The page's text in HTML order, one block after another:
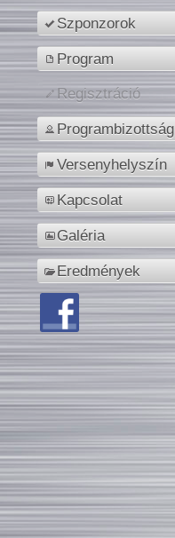
Szponzorok
Program
Regisztráció
Programbizottság
Versenyhelyszín
Kapcsolat
Galéria
Eredmények